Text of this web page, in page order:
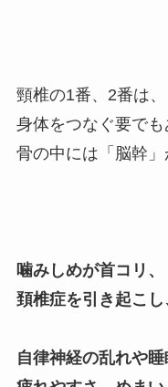
頸椎の1番、2番は、
身体をつなぐ要でも
骨の中には「脳幹」
噛みしめが首コリ、
頚椎症を引き起こし
自律神経の乱れや睡